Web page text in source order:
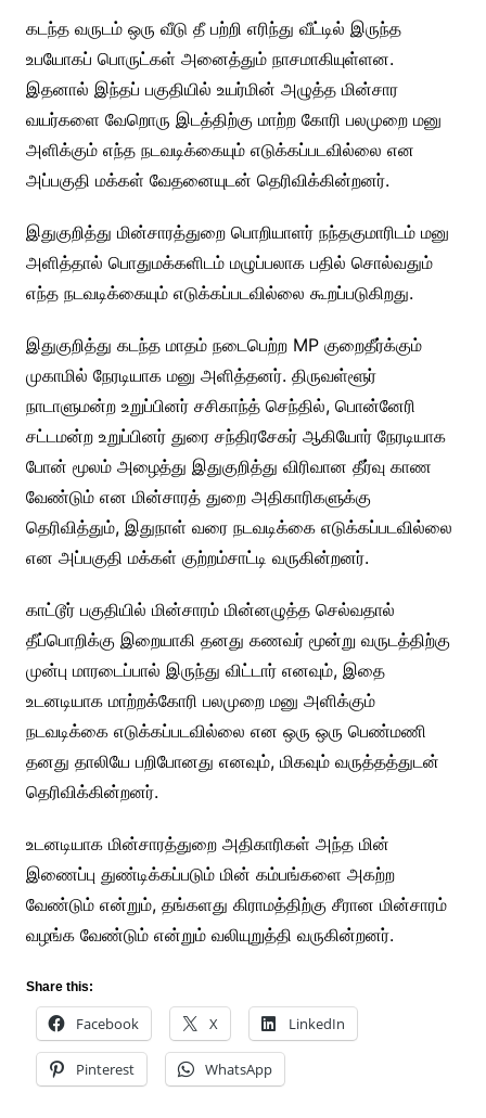
கடந்த வருடம் ஒரு வீடு தீ பற்றி எரிந்து வீட்டில் இருந்த
உபயோகப் பொருட்கள் அனைத்தும் நாசமாகியுள்ளன.
இதனால் இந்தப் பகுதியில் உயர்மின் அழுத்த மின்சார
வயர்களை வேறொரு இடத்திற்கு மாற்ற கோரி பலமுறை மனு
அளிக்கும் எந்த நடவடிக்கையும் எடுக்கப்படவில்லை என
அப்பகுதி மக்கள் வேதனையுடன் தெரிவிக்கின்றனர்.
இதுகுறித்து மின்சாரத்துறை பொறியாளர் நந்தகுமாரிடம் மனு
அளித்தால் பொதுமக்களிடம் மழுப்பலாக பதில் சொல்வதும்
எந்த நடவடிக்கையும் எடுக்கப்படவில்லை கூறப்படுகிறது.
இதுகுறித்து கடந்த மாதம் நடைபெற்ற MP குறைதீர்க்கும்
முகாமில் நேரடியாக மனு அளித்தனர். திருவள்ளூர்
நாடாளுமன்ற உறுப்பினர் சசிகாந்த் செந்தில், பொன்னேரி
சட்டமன்ற உறுப்பினர் துரை சந்திரசேகர் ஆகியோர் நேரடியாக
போன் மூலம் அழைத்து இதுகுறித்து விரிவான தீர்வு காண
வேண்டும் என மின்சாரத் துறை அதிகாரிகளுக்கு
தெரிவித்தும், இதுநாள் வரை நடவடிக்கை எடுக்கப்படவில்லை
என அப்பகுதி மக்கள் குற்றம்சாட்டி வருகின்றனர்.
காட்டூர் பகுதியில் மின்சாரம் மின்னழுத்த செல்வதால்
தீப்பொறிக்கு இறையாகி தனது கணவர் மூன்று வருடத்திற்கு
முன்பு மாரடைப்பால் இருந்து விட்டார் எனவும், இதை
உடனடியாக மாற்றக்கோரி பலமுறை மனு அளிக்கும்
நடவடிக்கை எடுக்கப்படவில்லை என ஒரு ஒரு பெண்மணி
தனது தாலியே பறிபோனது எனவும், மிகவும் வருத்தத்துடன்
தெரிவிக்கின்றனர்.
உடனடியாக மின்சாரத்துறை அதிகாரிகள் அந்த மின்
இணைப்பு துண்டிக்கப்படும் மின் கம்பங்களை அகற்ற
வேண்டும் என்றும், தங்களது கிராமத்திற்கு சீரான மின்சாரம்
வழங்க வேண்டும் என்றும் வலியுறுத்தி வருகின்றனர்.
Share this:
Facebook X LinkedIn
Pinterest WhatsApp